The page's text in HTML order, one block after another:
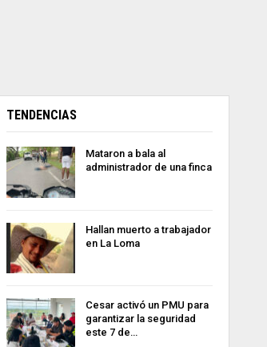
TENDENCIAS
Mataron a bala al
administrador de una finca
Hallan muerto a trabajador
en La Loma
Cesar activó un PMU para
garantizar la seguridad
este 7 de…